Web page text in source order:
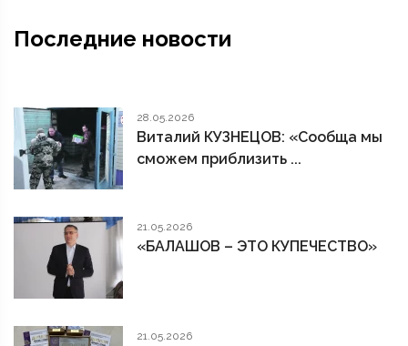
Последние новости
28.05.2026
Виталий КУЗНЕЦОВ: «Сообща мы
сможем приблизить ...
21.05.2026
«БАЛАШОВ – ЭТО КУПЕЧЕСТВО»
21.05.2026